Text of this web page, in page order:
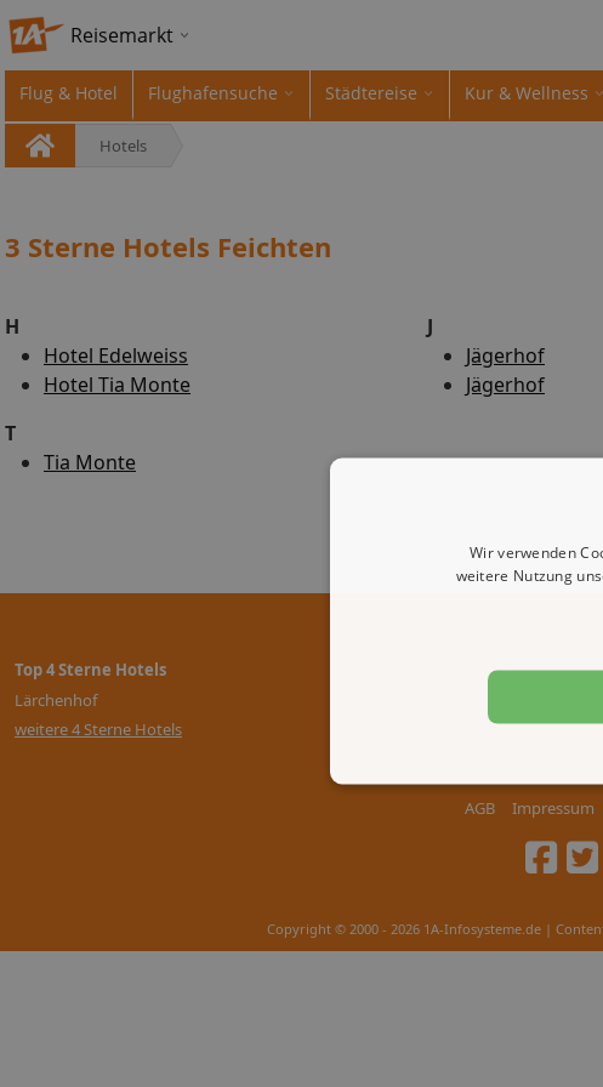
Reisemarkt
Flug & Hotel Flughafensuche Städtereise Kur & Wellness
Hotels
3 Sterne Hotels Feichten
H
Hotel Edelweiss
Hotel Tia Monte
J
Jägerhof
Jägerhof
T
Tia Monte
Top 4 Sterne Hotels
Lärchenhof
weitere 4 Sterne Hotels
AGB Impressum
Copyright © 2000 - 2026 1A-Infosysteme.de |
Wir verwenden
weitere Nutzung